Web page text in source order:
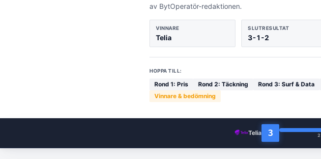
av BytOperatör-redaktionen.
VINNARE
Telia
SLUTRESULTAT
3-1 -2
HOPPA TILL:
Rond 1: Pris Rond 2: Täckning Rond 3: Surf & Data
Vinnare & bedömning
Telia 3 2